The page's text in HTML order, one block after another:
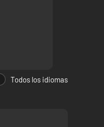
Todos los idiomas